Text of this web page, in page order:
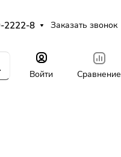
2222-8 Заказать звонок
Войти Сравнение